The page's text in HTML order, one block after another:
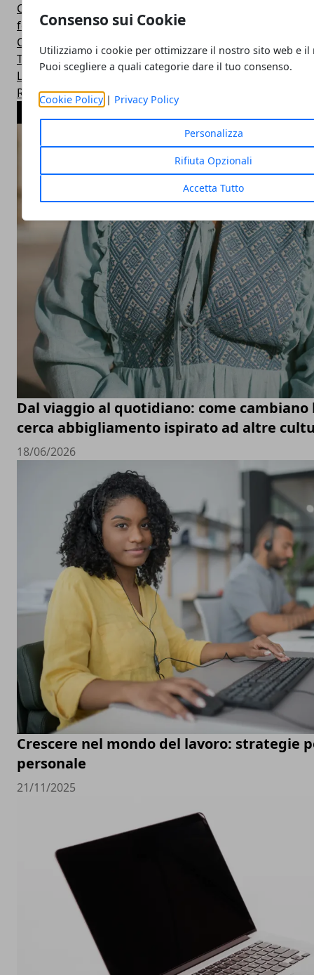
Consenso sui Cookie
Utilizziamo i cookie per ottimizzare il nostro sito web e il
Puoi scegliere a quali categorie dare il tuo consenso.
Cookie Policy| Privacy Policy
Personalizza
Rifiuta Opzionali
Accetta Tutto
Cucina
featured
Cinema e Fumetti
Top Ten
Linux
Real Kitchen
ARTICOLI POPOLARI
Dal viaggio al quotidiano: come cambiano
cerca abbigliamento ispirato ad altre
18/06/2026
Crescere nel mondo del lavoro: strategie
personale
21/11/2025